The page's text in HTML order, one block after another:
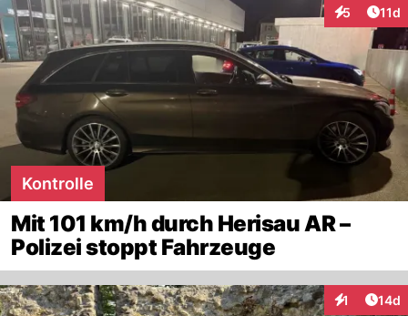
5 11d
Kontrolle
Mit 101 km/h durch Herisau AR –
Polizei stoppt Fahrzeuge
1 14d